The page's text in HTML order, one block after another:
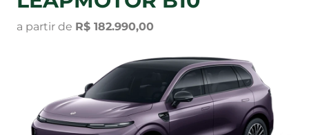
a partir de R$ 182.990,00